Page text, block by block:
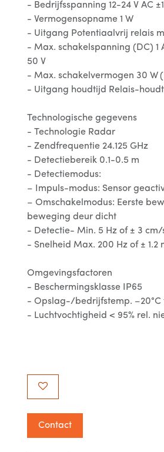
- Bedrijfsspanning 12-24 V AC
- Vermogensopname 1 W
- Uitgang Potentiaalvrij relais
- Max. schakelspanning (DC) 1
50 V
- Max. schakelvermogen 30 W
- Uitgang houdtijd Relais-
Technologische gegevens
- Technologie Radar
- Zendfrequentie 24.125 GHz
- Detectiebereik 0.1-0.5 m
- Detectiemodus:
– Impuls-modus: Sensor
– Omschakelmodus: Eerste
beweging deur dicht
- Detectie- Min. 5 Hz of ± 3 cm/
- Snelheid Max. 200 Hz of ± 1.2
Omgevingsfactoren
- Beschermingsklasse IP65
- Opslag-/bedrijfstemp. –20°C
- Luchtvochtigheid < 95% rel.
Contact